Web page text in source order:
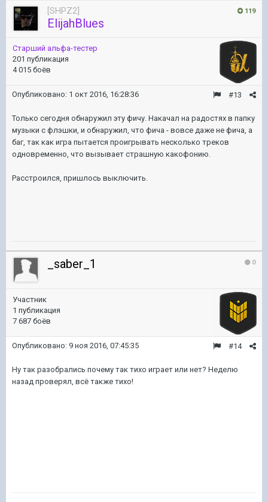
119
[SHPZ2]
ElijahBlues
Старший альфа-тестер
201 публикация
4 015 боёв
#13
Опубликовано: 1 окт 2016, 16:28:36
Только сегодня обнаружил эту фичу. Накачал на радостях в папку
музыки с флэшки, и обнаружил, что фича - вовсе даже не фича, а
баг, так как игра пытается проигрывать несколько треков
одновременно, что вызывает страшную какофонию.
Расстроился, пришлось выключить.
0
_saber_1
Участник
1 публикация
7 687 боёв
#14
Опубликовано: 9 ноя 2016, 07:45:35
Ну так разобрались почему так тихо играет или нет? Неделю
назад проверял, всё также тихо!